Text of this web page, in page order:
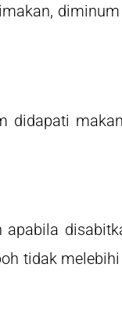
didapati
tidak